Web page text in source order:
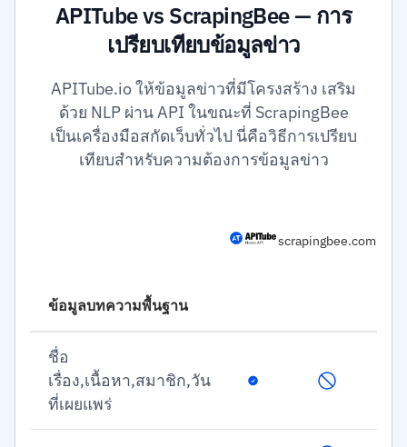
APITube vs ScrapingBee — การ
เปรียบเทียบข้อมูลข่าว
APITube.io ให้ข้อมูลข่าวที่มีโครงสร้าง เสริม
ด้วย NLP ผ่าน API ในขณะที่ ScrapingBee
เป็นเครื่องมือสกัดเว็บทั่วไป นี่คือวิธีการเปรียบ
เทียบสำหรับความต้องการข้อมูลข่าว
scrapingbee.com
ข้อมูลบทความพื้นฐาน
ชื่อ
เรื่อง,เนื้อหา,สมาชิก,วัน
ที่เผยแพร่